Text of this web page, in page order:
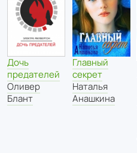
Дочь
предателей
Оливер
Блант
Главный
секрет
Наталья
Анашкина